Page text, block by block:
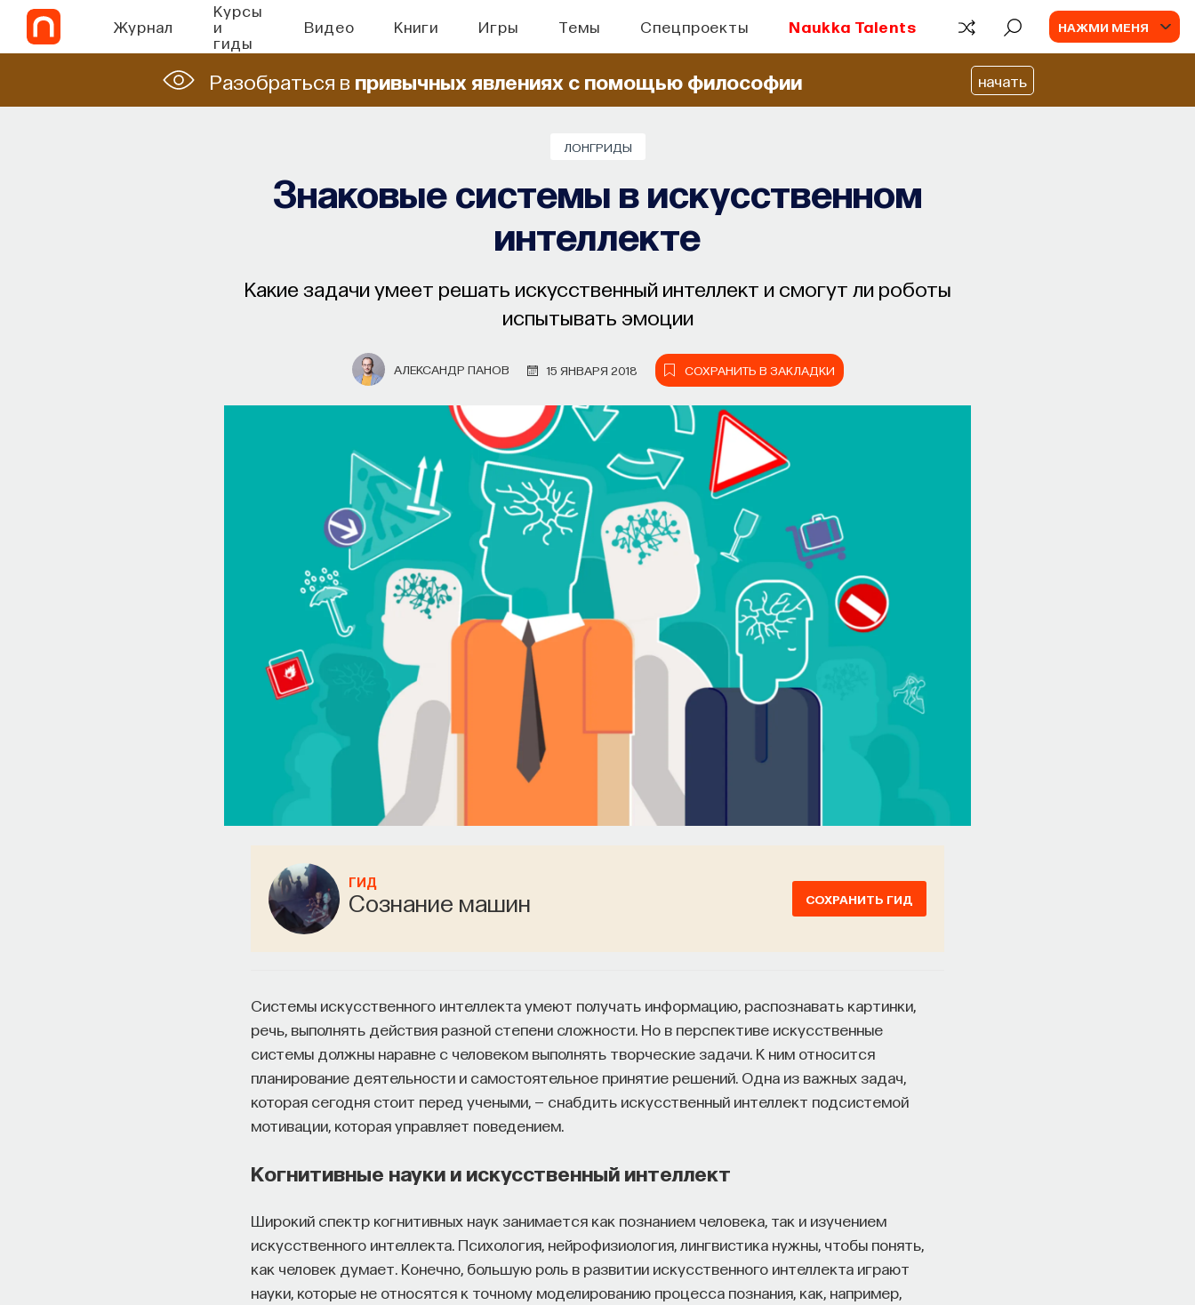
Журнал
Курсы
и
гиды
Видео Книги Игры Темы Спецпроекты Naukka Talents НАЖМИ МЕНЯ
Разобраться в привычных явлениях с помощью философии начать
ЛОНГРИДЫ
Знаковые системы в искусственном
интеллекте
Какие задачи умеет решать искусственный интеллект и смогут ли роботы
испытывать эмоции
АЛЕКСАНДР ПАНОВ 15 ЯНВАРЯ 2018 СОХРАНИТЬ В ЗАКЛАДКИ
ГИД
Сознание машин СОХРАНИТЬ ГИД
Системы искусственного интеллекта умеют получать информацию, распознавать картинки,
речь, выполнять действия разной степени сложности. Но в перспективе искусственные
системы должны наравне с человеком выполнять творческие задачи. К ним относится
планирование деятельности и самостоятельное принятие решений. Одна из важных задач,
которая сегодня стоит перед учеными, — снабдить искусственный интеллект подсистемой
мотивации, которая управляет поведением.
Когнитивные науки и искусственный интеллект
Широкий спектр когнитивных наук занимается как познанием человека, так и изучением
искусственного интеллекта. Психология, нейрофизиология, лингвистика нужны, чтобы понять,
как человек думает. Конечно, большую роль в развитии искусственного интеллекта играют
науки, которые не относятся к точному моделированию процесса познания, как, например,